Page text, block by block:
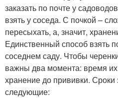
заказать по почте у
взять у соседа. С почкой –
пересыхать, а, значит,
Единственный способ взять
соседнем саду. Чтобы
важны два момента: время их
хранение до прививки. Сроки
следующие: